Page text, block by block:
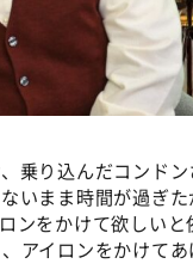
乗り込んだコンド
いまま時間が過ぎ
ンをかけて欲しい
アイロンをかけてあ